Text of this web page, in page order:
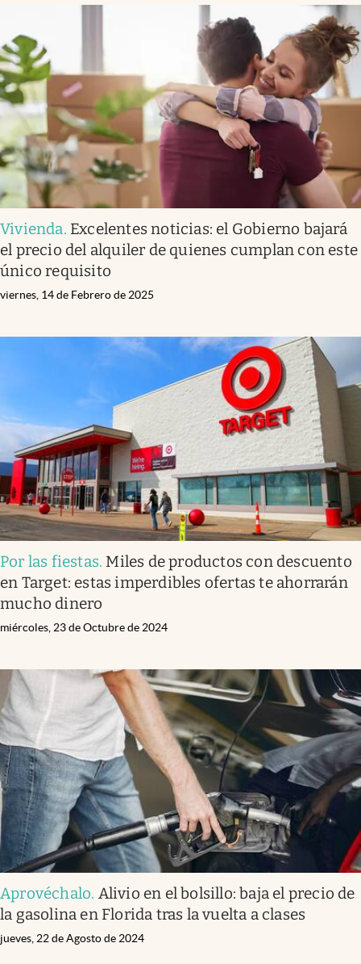
Vivienda. Excelentes noticias: el Gobierno bajará
el precio del alquiler de quienes cumplan con este
único requisito
viernes, 14 de Febrero de 2025
Por las fiestas. Miles de productos con descuento
en Target: estas imperdibles ofertas te ahorrarán
mucho dinero
miércoles, 23 de Octubre de 2024
Aprovéchalo. Alivio en el bolsillo: baja el precio de
la gasolina en Florida tras la vuelta a clases
jueves, 22 de Agosto de 2024